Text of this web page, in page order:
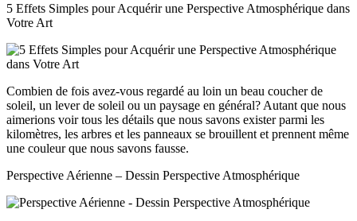
5 Effets Simples pour Acquérir une Perspective Atmosphérique dans
Votre Art
Combien de fois avez-vous regardé au loin un beau coucher de
soleil, un lever de soleil ou un paysage en général? Autant que nous
aimerions voir tous les détails que nous savons exister parmi les
kilomètres, les arbres et les panneaux se brouillent et prennent même
une couleur que nous savons fausse.
Perspective Aérienne – Dessin Perspective Atmosphérique